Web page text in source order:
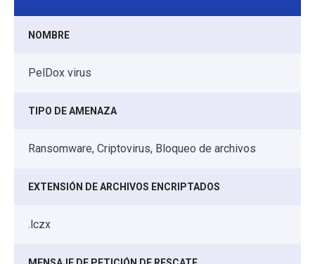
NOMBRE
PelDox virus
TIPO DE AMENAZA
Ransomware, Criptovirus, Bloqueo de archivos
EXTENSIÓN DE ARCHIVOS ENCRIPTADOS
.lczx